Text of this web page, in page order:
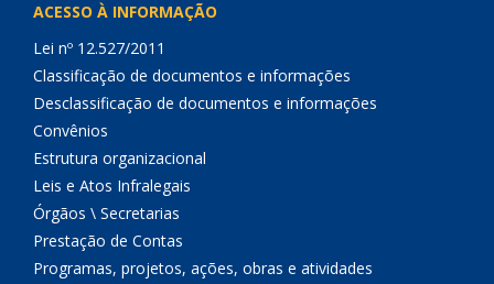
ACESSO À INFORMAÇÃO
Lei nº 12.527/2011
Classificação de documentos e informações
Desclassificação de documentos e informações
Convênios
Estrutura organizacional
Leis e Atos Infralegais
Órgãos \ Secretarias
Prestação de Contas
Programas, projetos, ações, obras e atividades